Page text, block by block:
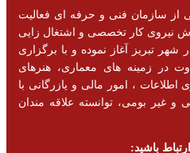
از سازمان فنی و حرفه ای فعالیت
هدف آموزش نیروی کار تخصصی و اشتغال زایی
تبریز آغاز نموده و با برگزاری
در زمینه های معماری، هنرهای
اطلاعات ، امور مالی و یازرگانی با
و غیر بومی، توانسته علاقه مندان
باشید: